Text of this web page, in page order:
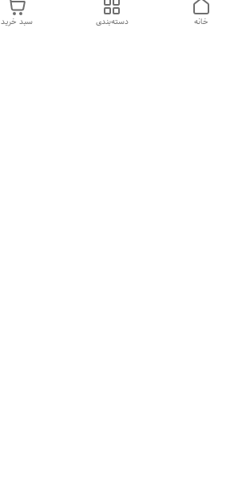
سبد خرید دسته‌بندی خانه